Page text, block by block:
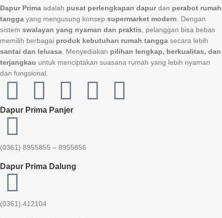
Dapur Prima adalah pusat perlengkapan dapurdan perabot rumah
tangga yang mengusung konsep supermarket modern. Dengan
sistem swalayan yang nyaman dan praktis, pelanggan bisa bebas
memilih berbagai produk kebutuhan rumah tangga secara lebih
santai dan leluasa. Menyediakan pilihan lengkap, berkualitas, dan
terjangkau untuk menciptakan suasana rumah yang lebih nyaman
dan fungsional.
Dapur Prima Panjer
(0361) 8955855 – 8955856​
Dapur Prima Dalung
(0361) 412104